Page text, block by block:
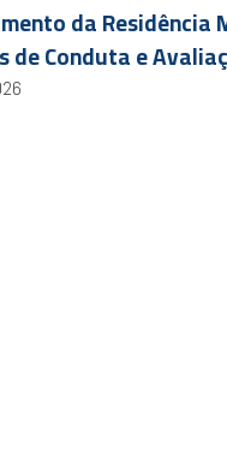
da Residência
de Conduta e